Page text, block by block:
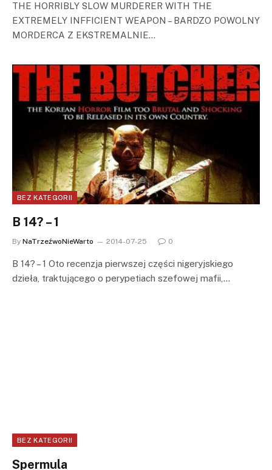
THE HORRIBLY SLOW MURDERER WITH THE
EXTREMELY INFFICIENT WEAPON – BARDZO POWOLNY
MORDERCA Z EKSTREMALNIE…
BEZ KATEGORII
B 14? – 1
By NaTrzeźwoNieWarto 2014-07-25 0
B 14? – 1 Oto recenzja pierwszej części nigeryjskiego
dzieła, traktującego o perypetiach szefowej mafii,…
BEZ KATEGORII
Spermula